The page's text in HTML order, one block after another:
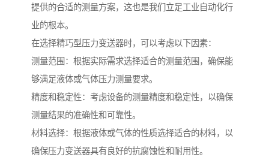
提供的合适的测量方案，这也是我们立足工业自动化行
业的根本。
在选择精巧型压力变送器时，可以考虑以下因素：
测量范围：根据实际需求选择适合的测量范围，确保能
够满足液体或气体压力测量要求。
精度和稳定性：考虑设备的测量精度和稳定性，以确保
测量结果的准确性和可靠性。
材料选择：根据液体或气体的性质选择适合的材料，以
确保压力变送器具有良好的抗腐蚀性和耐用性。